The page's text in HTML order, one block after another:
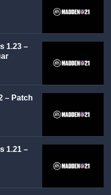
1.23 –
– Patch
1.21 –